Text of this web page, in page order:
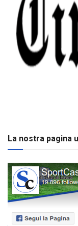
La nostra pagina